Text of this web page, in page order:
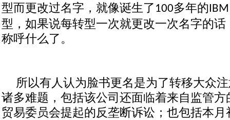
型而更改过名字，就像诞生了 100多年的IBM
型，如果说每转型一次就更改一次名字的
称呼什么了。
所以有人认为脸书更名是为了转移大众
诸多难题，包括该公司还面临着来自监管
贸易委员会提起的反垄断诉讼；也包括本